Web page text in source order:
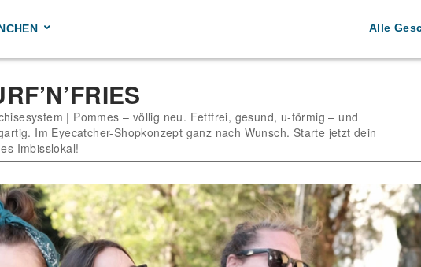
Alle
| Pommes – völlig neu. Fettfrei, gesund, u-förmig – und
Im Eyecatcher-Shopkonzept ganz nach Wunsch. Starte jetzt dein
Imbisslokal!